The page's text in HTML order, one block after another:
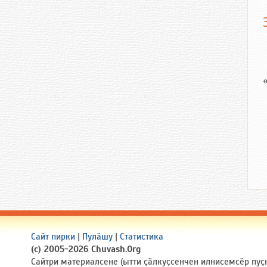
Сайт пирки | Пулӑшу | Статистика
(c) 2005-2026 Chuvash.Org
Сайтри материалсене (ытти ҫӑлкуҫсенчен илнисемсӗр